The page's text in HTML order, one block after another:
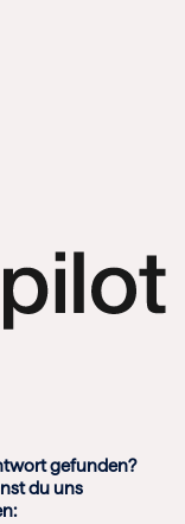
gefunden?
du uns